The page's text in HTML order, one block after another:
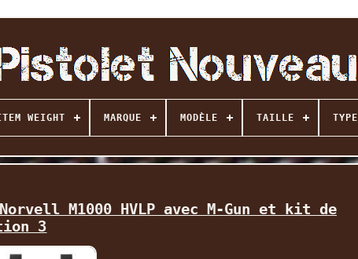
WEIGHT MARQUE MODÈLE TAILLE TYPE
M1000 HVLP avec M-Gun et kit de
3